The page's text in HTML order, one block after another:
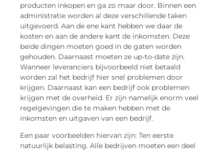
producten inkopen en ga zo maar door. Binnen een
administratie worden al deze verschillende taken
uitgevoerd. Aan de ene kant hebben we daar de
kosten en aan de andere kant de inkomsten. Deze
beide dingen moeten goed in de gaten worden
gehouden. Daarnaast moeten ze up-to-date zijn.
Wanneer leveranciers bijvoorbeeld niet betaald
worden zal het bedrijf hier snel problemen door
krijgen. Daarnaast kan een bedrijf ook problemen
krijgen met de overheid. Er zijn namelijk enorm veel
regelgevingen die te maken hebben met de
inkomsten en uitgaven van een bedrijf.
Een paar voorbeelden hiervan zijn: Ten eerste
natuurlijk belasting. Alle bedrijven moeten een deel